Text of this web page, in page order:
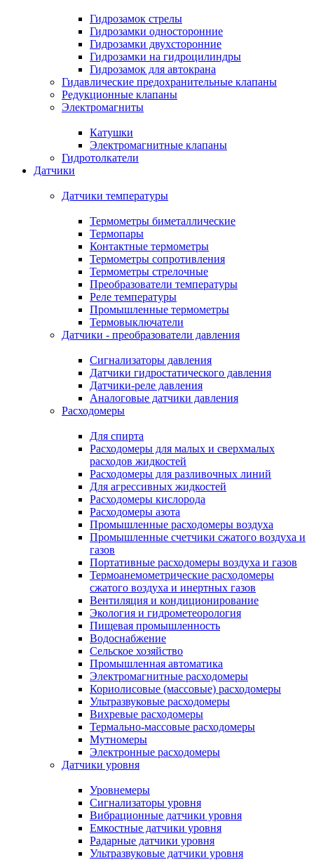
Гидрозамок стрелы
Гидрозамки односторонние
Гидрозамки двухсторонние
Гидрозамки на гидроцилиндры
Гидрозамок для автокрана
Гидавлические предохранительные клапаны
Редукционные клапаны
Электромагниты
Катушки
Электромагнитные клапаны
Гидротолкатели
Датчики
Датчики температуры
Термометры биметаллические
Термопары
Контактные термометры
Термометры сопротивления
Термометры стрелочные
Преобразователи температуры
Реле температуры
Промышленные термометры
Термовыключатели
Датчики - преобразователи давления
Сигнализаторы давления
Датчики гидростатического давления
Датчики-реле давления
Аналоговые датчики давления
Расходомеры
Для спирта
Расходомеры для малых и сверхмалых
расходов жидкостей
Расходомеры для разливочных линий
Для агрессивных жидкостей
Расходомеры кислорода
Расходомеры азота
Промышленные расходомеры воздуха
Промышленные счетчики сжатого воздуха и
газов
Портативные расходомеры воздуха и газов
Термоанемометрические расходомеры
сжатого воздуха и инертных газов
Вентиляция и кондиционирование
Экология и гидрометеорология
Пищевая промышленность
Водоснабжение
Сельское хозяйство
Промышленная автоматика
Электромагнитные расходомеры
Кориолисовые (массовые) расходомеры
Ультразвуковые расходомеры
Вихревые расходомеры
Термально-массовые расходомеры
Мутномеры
Электронные расходомеры
Датчики уровня
Уровнемеры
Сигнализаторы уровня
Вибрационные датчики уровня
Емкостные датчики уровня
Радарные датчики уровня
Ультразвуковые датчики уровня